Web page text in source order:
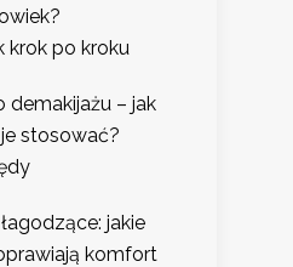
krok po kroku
demakijażu – jak
stosować?
jakie
komfort